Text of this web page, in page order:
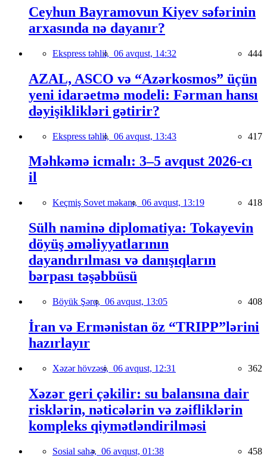
Ceyhun Bayramovun Kiyev səfərinin
arxasında nə dayanır?
Ekspress təhlil, 06 avqust, 14:32 444
AZAL, ASCO və “Azərkosmos” üçün
yeni idarəetmə modeli: Fərman hansı
dəyişiklikləri gətirir?
Ekspress təhlil, 06 avqust, 13:43 417
Məhkəmə icmalı: 3–5 avqust 2026-cı
il
Keçmiş Sovet məkanı, 06 avqust, 13:19 418
Sülh naminə diplomatiya: Tokayevin
döyüş əməliyyatlarının
dayandırılması və danışıqların
bərpası təşəbbüsü
Böyük Şərq, 06 avqust, 13:05 408
İran və Ermənistan öz “TRIPP”lərini
hazırlayır
Xəzər hövzəsi, 06 avqust, 12:31 362
Xəzər geri çəkilir: su balansına dair
risklərin, nəticələrin və zəifliklərin
kompleks qiymətləndirilməsi
Sosial sahə, 06 avqust, 01:38 458